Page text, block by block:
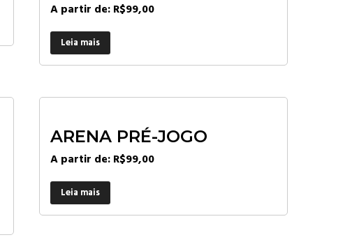
A partir de:R$99,00
Leia mais
ARENA PRÉ-JOGO
A partir de:R$99,00
Leia mais